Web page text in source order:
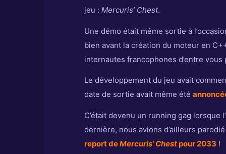
jeu : Mercuris’ Chest.
Une démo était même sortie à
bien avant la création du moteur en
internautes francophones d’entre
Le développement du jeu avait
date de sortie avait même été
C’était devenu un running gag lorsque
dernière, nous avions d’ailleurs
report deMercuris’ Chest pour 2033 !